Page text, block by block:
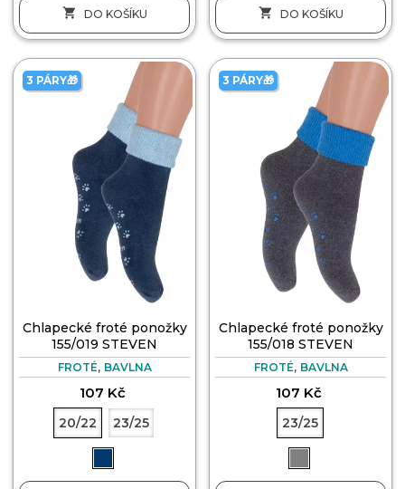
 DO KOŠÍKU  DO KOŠÍKU
3 PÁRY🎁
Chlapecké froté ponožky
155/019 STEVEN
FROTÉ, BAVLNA
107 Kč
20/22 23/25
3 PÁRY🎁
Chlapecké froté ponožky
155/018 STEVEN
FROTÉ, BAVLNA
107 Kč
23/25